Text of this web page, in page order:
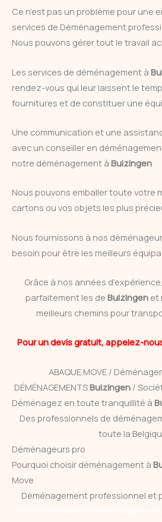
Ce n’est pas un problème pour une
services de Déménagement
Nous pouvons gérer tout le travail
Les services de déménagement à
rendez-vous qui leur laissent le
fournitures et de constituer une
Une communication et une
avec un conseiller en
notre déménagement à Buizingen
Nous pouvons emballer toute votre
cartons ou vos objets les plus
Nous fournissons à nos
besoin pour être les meilleurs
Grâce à nos années
parfaitement les de Buizingen et
meilleurs chemins pour
Pour un devis gratuit, appelez-
ABAQUE MOVE /
DÉMÉNAGEMENTSBuizingen /
Déménagez en toute tranquillité à
Des professionnels de
toute la
Déménageurs pro
Pourquoi choisir déménagement à
Move
Déménagement professionnel et